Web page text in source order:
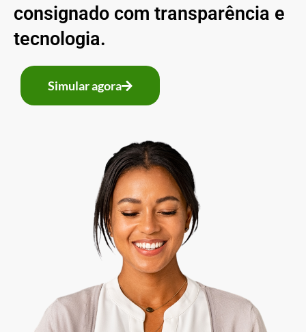
consignado com transparência e
tecnologia.
Simular agora